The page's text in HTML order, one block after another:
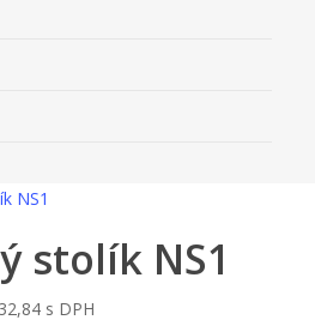
stolík NS1
Price
s DPH